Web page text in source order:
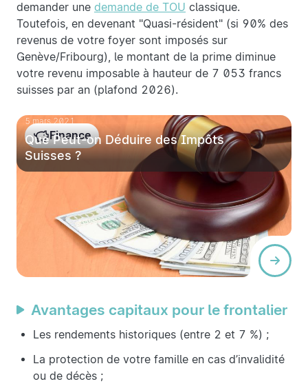
demander une demande de TOU classique.
Toutefois, en devenant "Quasi-résident" (si 90% des
revenus de votre foyer sont imposés sur
Genève/Fribourg), le montant de la prime diminue
votre revenu imposable à hauteur de 7 053 francs
suisses par an (plafond 2026).
Finance
5 mars 2021
Que Peut-on Déduire des Impôts
Suisses ?
Avantages capitaux pour le frontalier
Les rendements historiques (entre 2 et 7 %) ;
La protection de votre famille en cas d’invalidité
ou de décès ;